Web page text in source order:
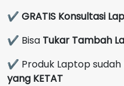
✔ GRATIS Konsultasi
✔ Bisa Tukar Tambah
✔ Produk Laptop sudah
yang KETAT